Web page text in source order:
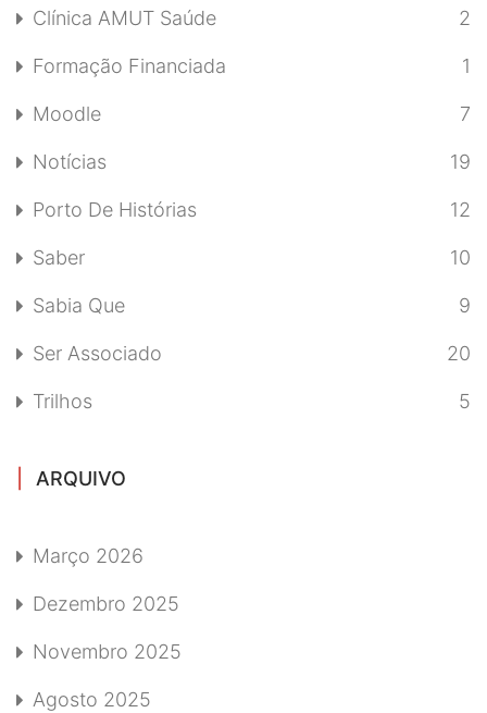
Clínica AMUT Saúde 2
Formação Financiada 1
Moodle 7
Notícias 19
Porto De Histórias 12
Saber 10
Sabia Que 9
Ser Associado 20
Trilhos 5
ARQUIVO
Março 2026
Dezembro 2025
Novembro 2025
Agosto 2025